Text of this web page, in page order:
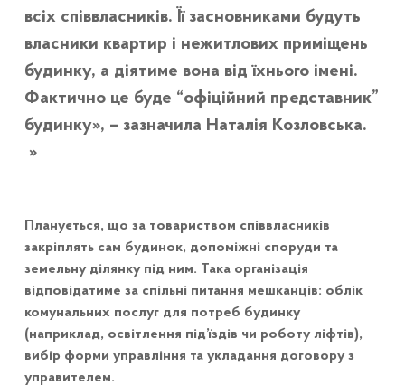
всіх співвласників. Її засновниками будуть
власники квартир і нежитлових приміщень
будинку, а діятиме вона від їхнього імені.
Фактично це буде “офіційний представник”
будинку», – зазначила Наталія Козловська.
Планується, що за товариством співвласників
закріплять сам будинок, допоміжні споруди та
земельну ділянку під ним. Така організація
відповідатиме за спільні питання мешканців: облік
комунальних послуг для потреб будинку
(наприклад, освітлення під’їздів чи роботу ліфтів),
вибір форми управління та укладання договору з
управителем.